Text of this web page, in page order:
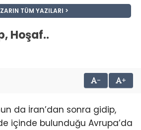
TÜM YAZILARI
Hoşaf..
- +
da İran’dan sonra gidip,
içinde bulunduğu Avrupa’da